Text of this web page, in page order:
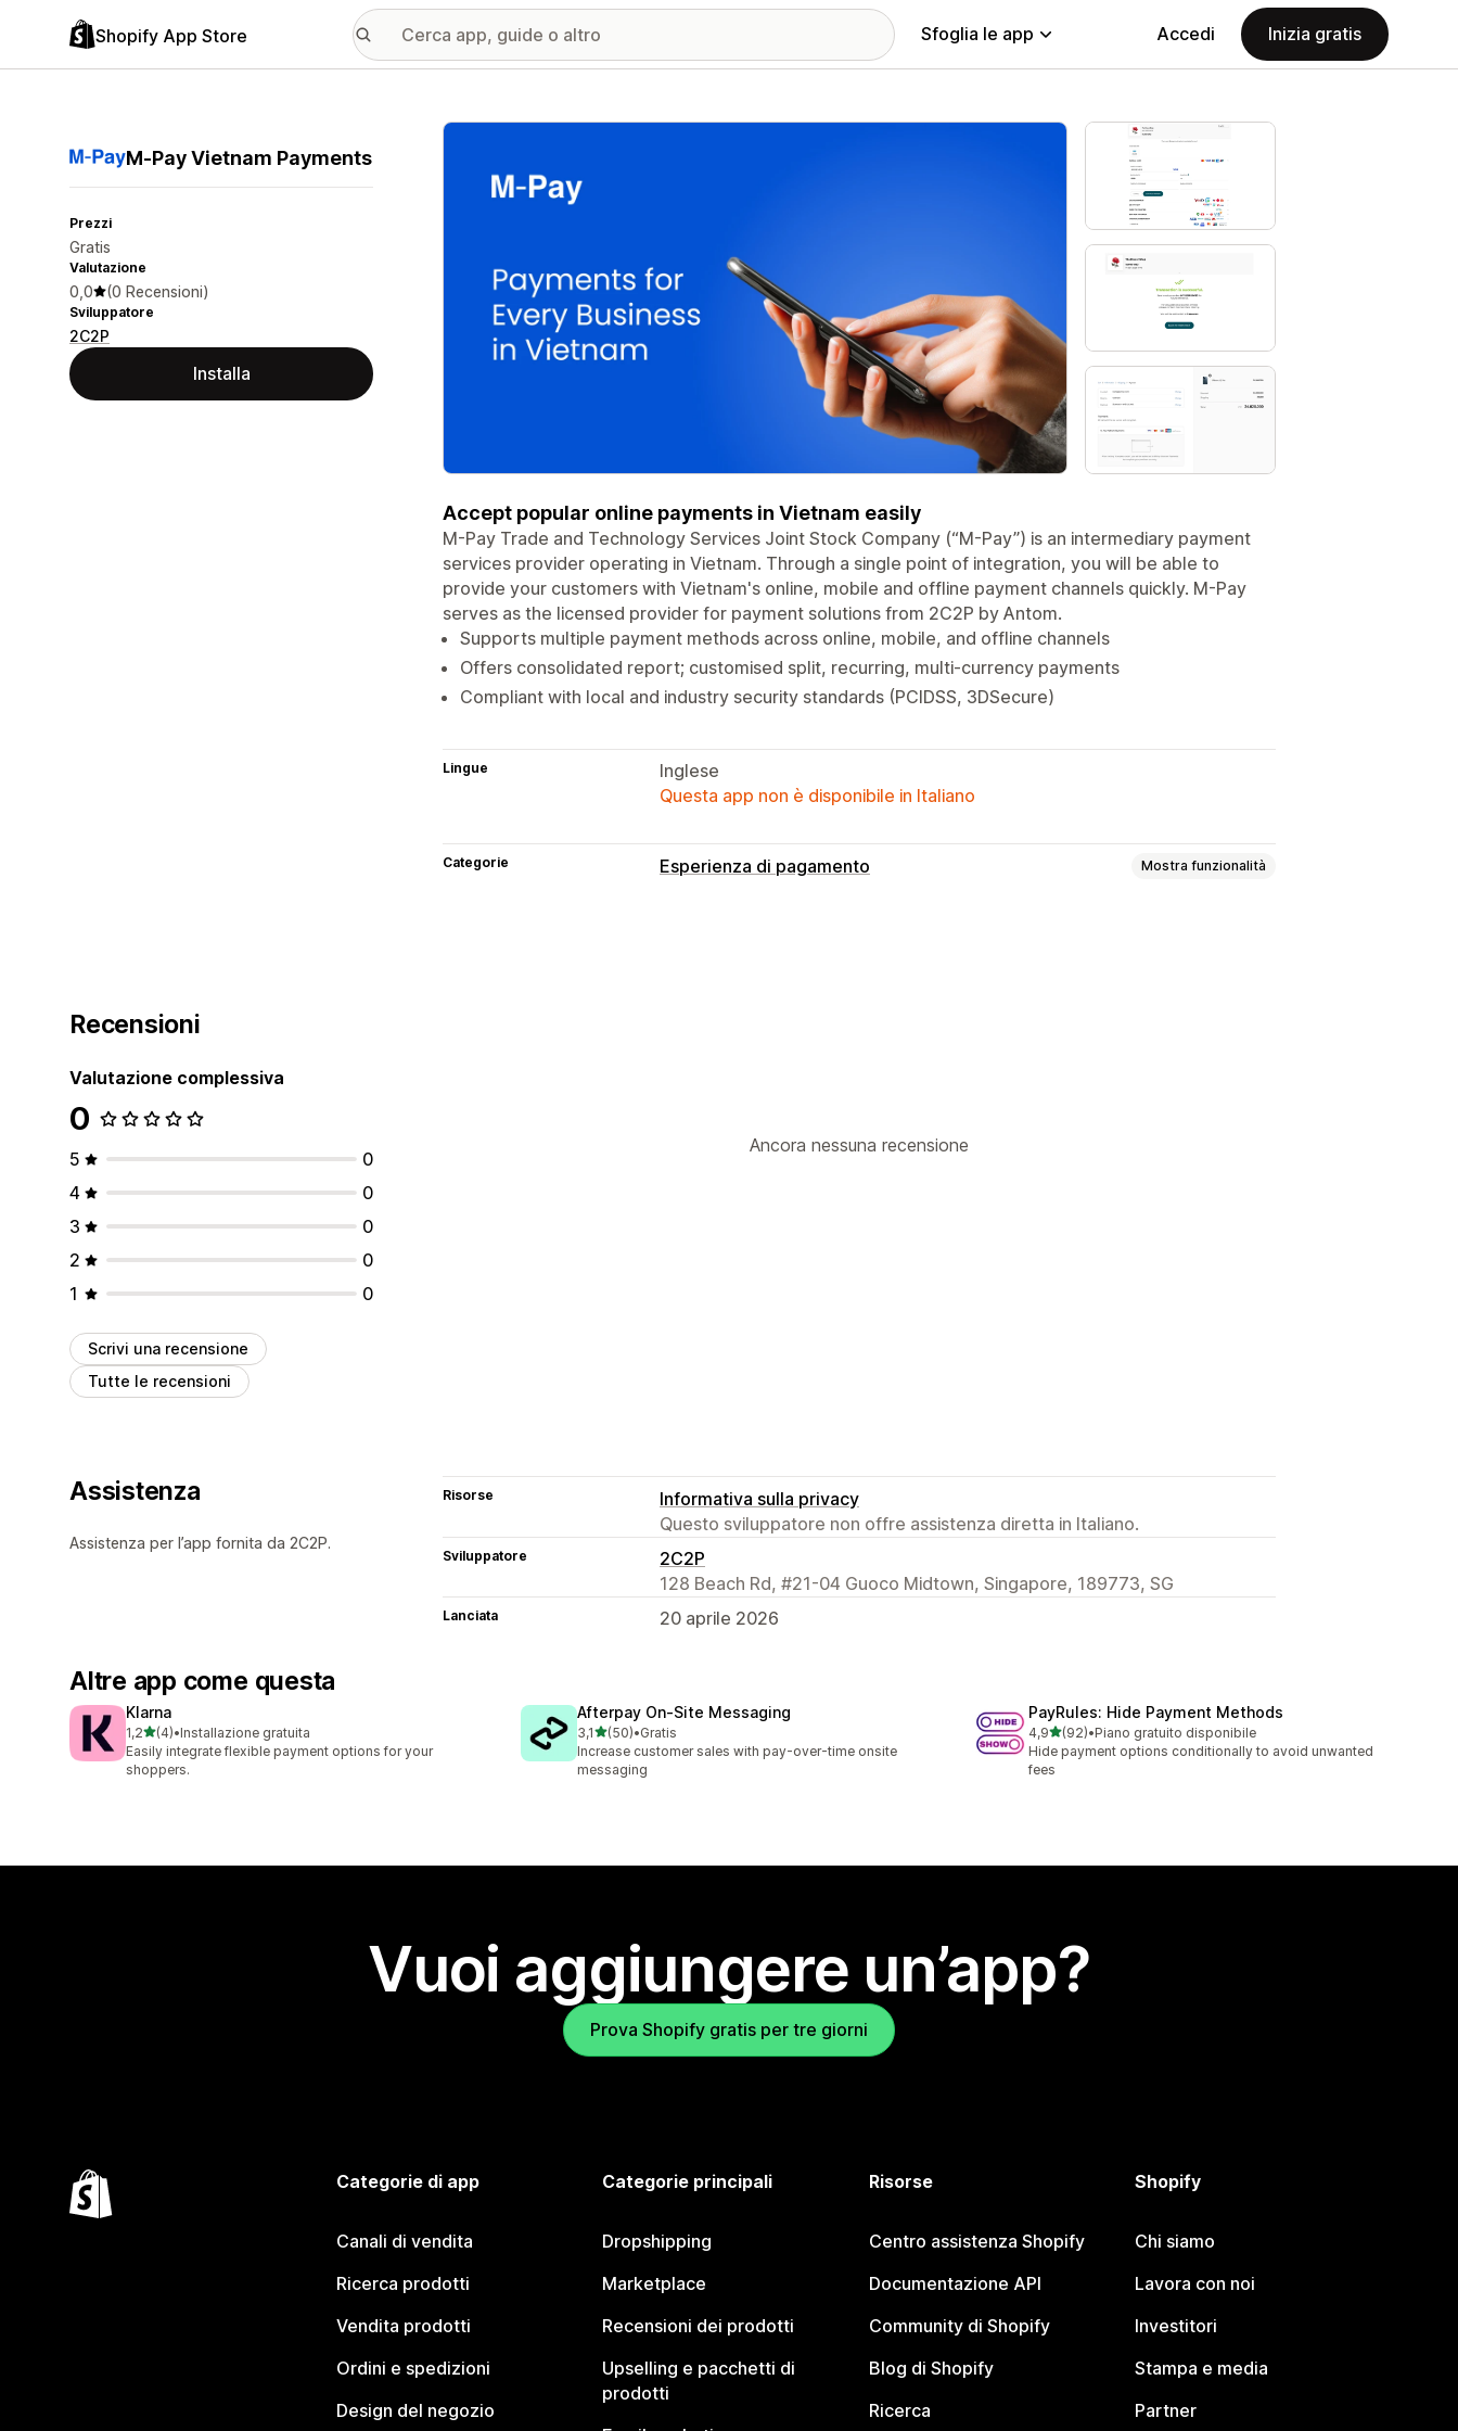
Shopify App Store Sfoglia le app Accedi Inizia gratis
M‑Pay Vietnam Payments
Prezzi
Gratis
Valutazione
0,0 (0 Recensioni)
Sviluppatore
2C2P
Installa
Galleria immagini in evidenza
Accept popular online payments in Vietnam easily
M-Pay Trade and Technology Services Joint Stock Company (“M-Pay”) is an intermediary payment
services provider operating in Vietnam. Through a single point of integration, you will be able to
provide your customers with Vietnam's online, mobile and offline payment channels quickly. M-Pay
serves as the licensed provider for payment solutions from 2C2P by Antom.
Supports multiple payment methods across online, mobile, and offline channels
Offers consolidated report; customised split, recurring, multi-currency payments
Compliant with local and industry security standards (PCIDSS, 3DSecure)
Lingue
Inglese
Questa app non è disponibile in Italiano
Categorie Esperienza di pagamento Mostra funzionalità
Recensioni
Valutazione complessiva
0
5
0
4
0
3
0
2
0
1
0
Scrivi una recensione
Tutte le recensioni
Ancora nessuna recensione
Assistenza
Assistenza per l’app fornita da 2C2P.
Risorse
Informativa sulla privacy
Questo sviluppatore non offre assistenza diretta in Italiano.
Sviluppatore
2C2P
128 Beach Rd, #21-04 Guoco Midtown, Singapore, 189773, SG
Lanciata 20 aprile 2026
Altre app come questa
Klarna
1,2stelle su 5
(4)
4 recensioni totali
•Installazione gratuita
Easily integrate flexible payment options for your
shoppers.
Afterpay On‑Site Messaging
3,1stelle su 5
(50)
50 recensioni totali
•Gratis
Increase customer sales with pay-over-time onsite
messaging
PayRules: Hide Payment Methods
4,9stelle su 5
(92)
92 recensioni totali
•Piano gratuito disponibile
Hide payment options conditionally to avoid unwanted
fees
Vuoi aggiungere un’app?
Prova Shopify gratis per tre giorni
Categorie di app
Canali di vendita
Ricerca prodotti
Vendita prodotti
Ordini e spedizioni
Design del negozio
Categorie principali
Dropshipping
Marketplace
Recensioni dei prodotti
Upselling e pacchetti di
prodotti
Risorse
Centro assistenza Shopify
Documentazione API
Community di Shopify
Blog di Shopify
Ricerca
Shopify
Chi siamo
Lavora con noi
Investitori
Stampa e media
Partner